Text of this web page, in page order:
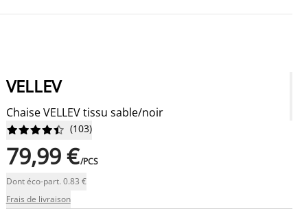
VELLEV
Chaise VELLEV tissu sable/noir





 (103)
79,99 €/PCS
Dont éco-part. 0.83 €
Frais de livraison